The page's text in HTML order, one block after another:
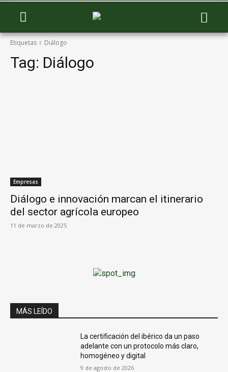
Etiquetas Diálogo
Tag: Diálogo
Empresas
Diálogo e innovación marcan el itinerario
del sector agrícola europeo
11 de marzo de 2025
MÁS LEÍDO
La certificación del ibérico da un paso
adelante con un protocolo más claro,
homogéneo y digital
9 de agosto de 2026